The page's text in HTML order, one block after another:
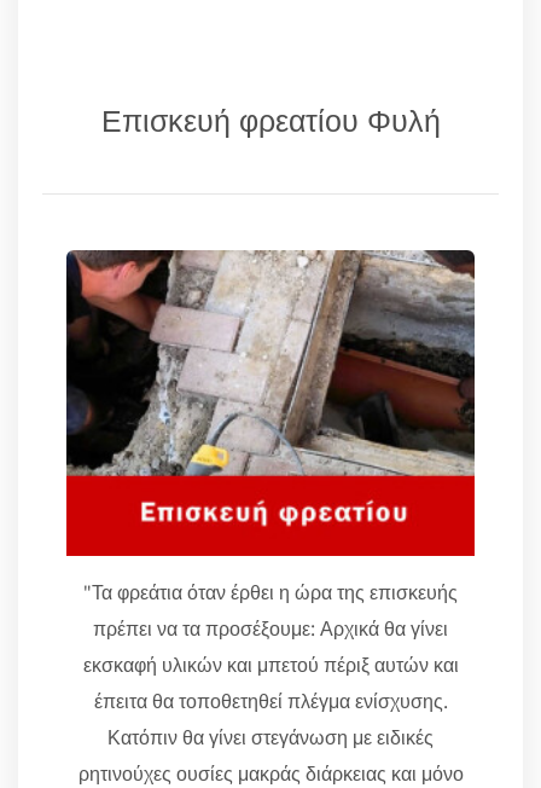
Επισκευή φρεατίου Φυλή
"Τα φρεάτια όταν έρθει η ώρα της επισκευής
πρέπει να τα προσέξουμε: Αρχικά θα γίνει
εκσκαφή υλικών και μπετού πέριξ αυτών και
έπειτα θα τοποθετηθεί πλέγμα ενίσχυσης.
Κατόπιν θα γίνει στεγάνωση με ειδικές
ρητινούχες ουσίες μακράς διάρκειας και μόνο